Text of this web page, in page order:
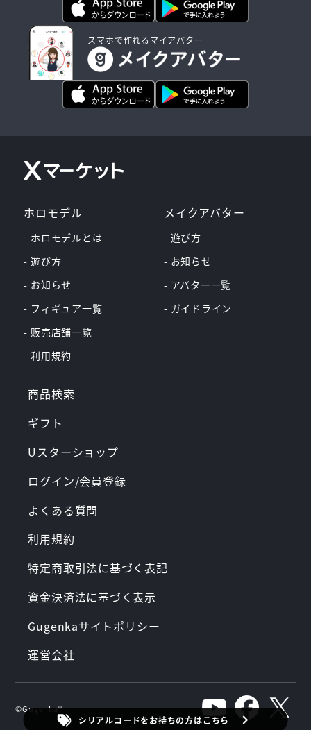
スマホで作れるマイアバター
シリアルコードをお持ちの方はこちら
ホロモデル
- ホロモデルとは
- 遊び方
- お知らせ
- フィギュア一覧
- 販売店舗一覧
- 利用規約
メイクアバター
- 遊び方
- お知らせ
- アバター一覧
- ガイドライン
商品検索
ギフト
Uスターショップ
ログイン/会員登録
よくある質問
利用規約
特定商取引法に基づく表記
資金決済法に基づく表示
Gugenkaサイトポリシー
運営会社
©︎Gugenka®︎